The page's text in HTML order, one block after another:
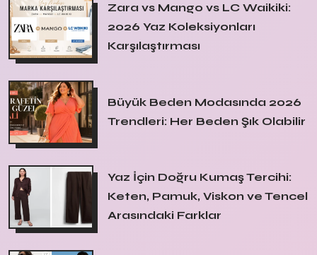
Zara vs Mango vs LC Waikiki:
2026 Yaz Koleksiyonları
Karşılaştırması
Büyük Beden Modasında 2026
Trendleri: Her Beden Şık Olabilir
Yaz İçin Doğru Kumaş Tercihi:
Keten, Pamuk, Viskon ve Tencel
Arasındaki Farklar